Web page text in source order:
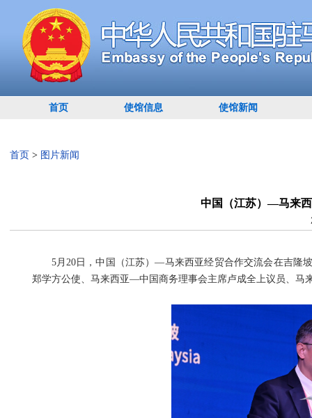
首页 使馆信息 使馆新闻
首页 > 图片新闻
中国（江苏）—马来
5月20日，中国（江苏）—马来西亚经贸合作交流会在吉隆
郑学方公使、马来西亚—中国商务理事会主席卢成全上议员、马